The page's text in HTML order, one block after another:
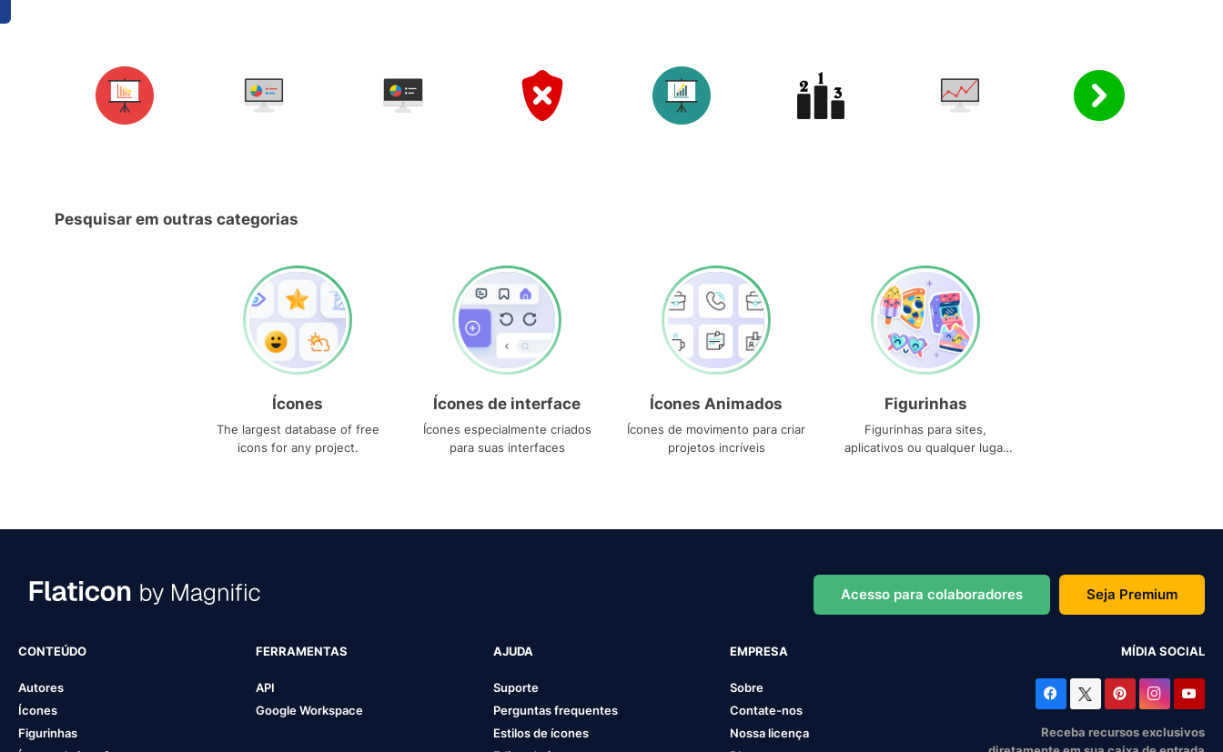
Pesquisar em outras categorias
Ícones
The largest database of free
icons for any project.
Ícones de interface
Ícones especialmente criados
para suas interfaces
Ícones Animados
Ícones de movimento para criar
projetos incríveis
Figurinhas
Figurinhas para sites,
aplicativos ou qualquer lugar
Acesso para colaboradores Seja Premium
CONTEÚDO
Autores
Ícones
Figurinhas
FERRAMENTAS
API
Google Workspace
AJUDA
Suporte
Perguntas frequentes
Estilos de ícones
EMPRESA
Sobre
Contate-nos
Nossa licença
MÍDIA SOCIAL
Receba recursos exclusivos